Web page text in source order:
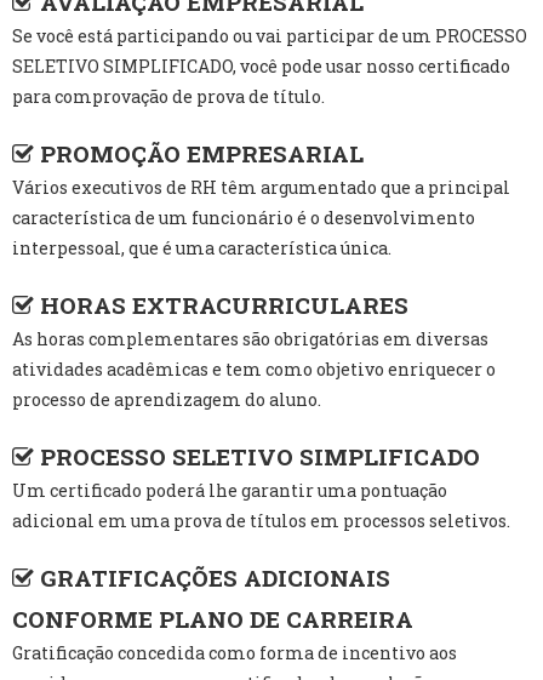
Se você está participando ou vai participar de um PROCESSO
SELETIVO SIMPLIFICADO, você pode usar nosso certificado
para comprovação de prova de título.
PROMOÇÃO EMPRESARIAL
Vários executivos de RH têm argumentado que a principal
característica de um funcionário é o desenvolvimento
interpessoal, que é uma característica única.
HORAS EXTRACURRICULARES
As horas complementares são obrigatórias em diversas
atividades acadêmicas e tem como objetivo enriquecer o
processo de aprendizagem do aluno.
PROCESSO SELETIVO SIMPLIFICADO
Um certificado poderá lhe garantir uma pontuação
adicional em uma prova de títulos em processos seletivos.
GRATIFICAÇÕES ADICIONAIS
CONFORME PLANO DE CARREIRA
Gratificação concedida como forma de incentivo aos